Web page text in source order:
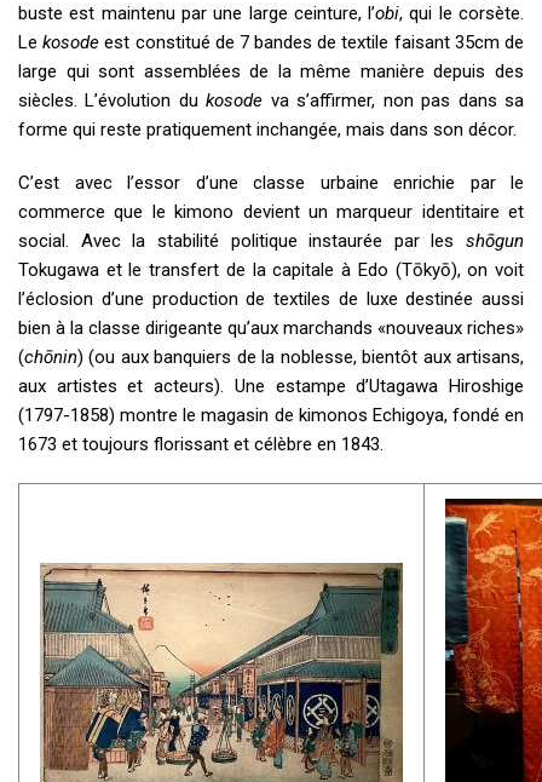
buste est maintenu par une large ceinture, l’obi, qui le corsète.
Lekosode est constitué de 7 bandes de textile faisant 35cm de
large qui sont assemblées de la même manière depuis des
siècles. L’évolution dukosode va s’affirmer, non pas dans sa
forme qui reste pratiquement inchangée, mais dans son décor.
C’est avec l’essor d’une classe urbaine enrichie par le
commerce que le kimono devient un marqueur identitaire et
social. Avec la stabilité politique instaurée par les shōgun
Tokugawa et le transfert de la capitale à Edo (Tōkyō), on voit
l’éclosion d’une production de textiles de luxe destinée aussi
bien à la classe dirigeante qu’aux marchands «nouveaux riches»
(chōnin) (ou aux banquiers de la noblesse, bientôt aux artisans,
aux artistes et acteurs). Une estampe d’Utagawa Hiroshige
(1797-1858) montre le magasin de kimonos Echigoya, fondé en
1673 et toujours florissant et célèbre en 1843.